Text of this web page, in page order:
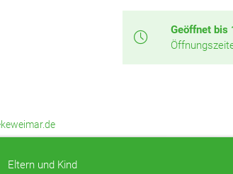
Geöffnet bis
Eltern und Kind